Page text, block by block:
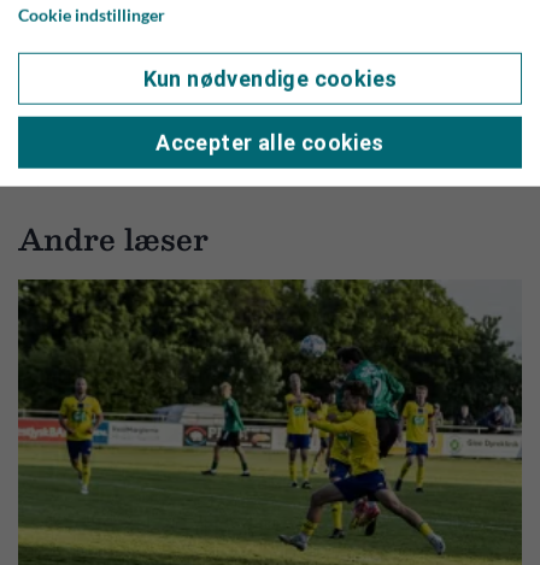
Tomt stadion? Det bliver et stærkt 'nej tak herfra' fra Gives
assistenttræner Jesper Jochumsen, der opfordrer folk til
virkelig at komme på stadion på fredag for at bakke op om
jyllandsserieholdet, der skal kæmpe for overlevelse. Foto: Jim
Andre læser
Cookie indstillinger
Kun nødvendige cookies
Accepter alle cookies